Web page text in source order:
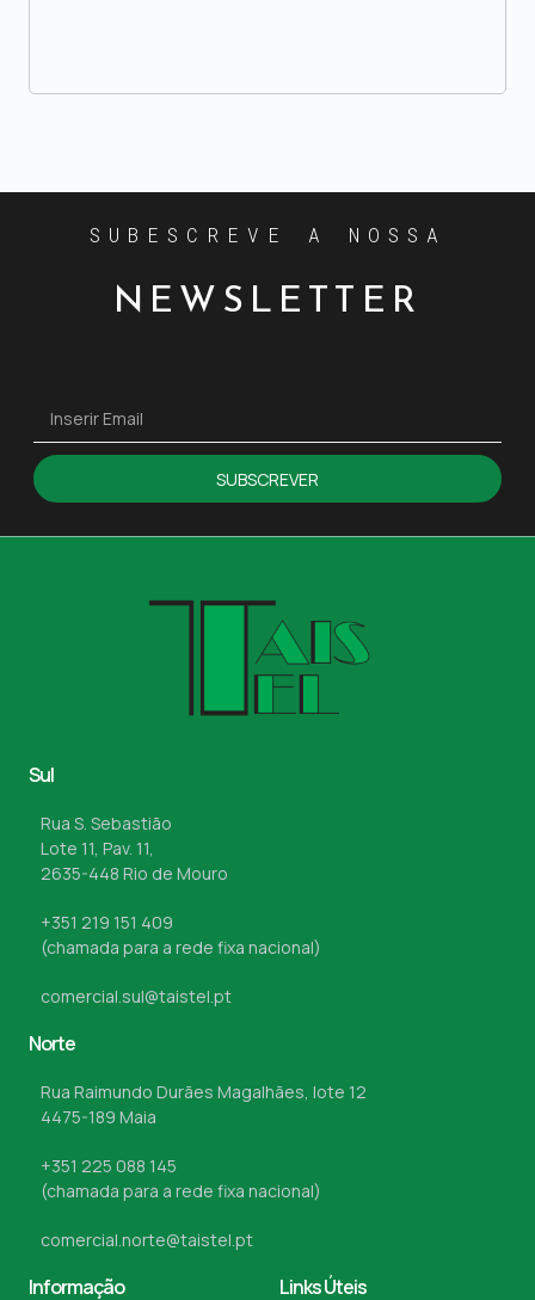
SUBESCREVE A NOSSA
NEWSLETTER
SUBSCREVER
Sul
Rua S. Sebastião
Lote 11, Pav. 11,
2635-448 Rio de Mouro
+351 219 151 409
(chamada para a rede fixa nacional)
comercial.sul@taistel.pt
Norte
Rua Raimundo Durães Magalhães, lote 12
4475-189 Maia
+351 225 088 145
(chamada para a rede fixa nacional)
comercial.norte@taistel.pt
Informação Links Úteis